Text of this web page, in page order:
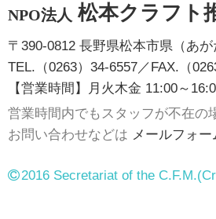
NPO法人 松本クラフト
〒390-0812 長野県松本市県（あ
TEL.（0263）34-6557／FAX.（
【営業時間】月火木金 11:00～
営業時間内でもスタッフが不在の
お問い合わせなどは メールフォー
2016 Secretariat of the C.F.M.